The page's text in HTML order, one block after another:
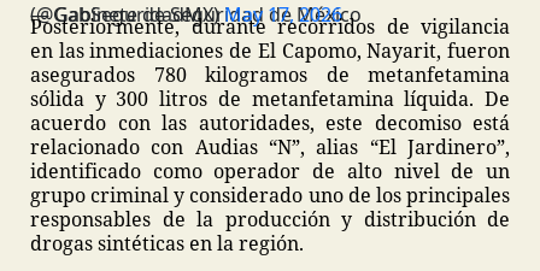
— Gabinete de Seguridad de México (@GabSeguridadMX)May 17, 2026
Posteriormente, durante recorridos de vigilancia
en las inmediaciones de El Capomo, Nayarit, fueron
asegurados 780 kilogramos de metanfetamina
sólida y 300 litros de metanfetamina líquida. De
acuerdo con las autoridades, este decomiso está
relacionado con Audias “N”, alias “El Jardinero”,
identificado como operador de alto nivel de un
grupo criminal y considerado uno de los principales
responsables de la producción y distribución de
drogas sintéticas en la región.